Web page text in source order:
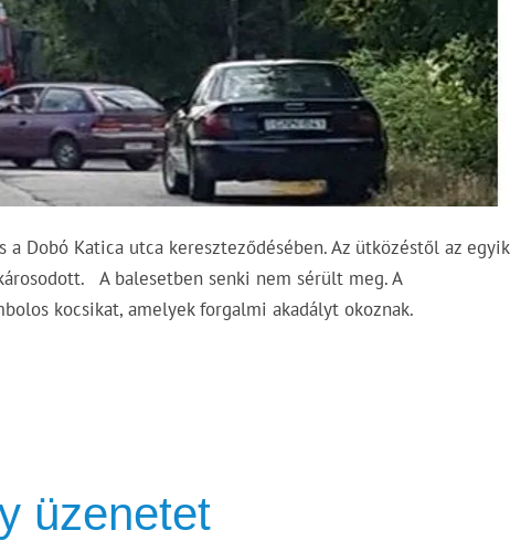
Dobó Katica utca kereszteződésében. Az ütközéstől az egyik
A balesetben senki nem sérült meg. A
kocsikat, amelyek forgalmi akadályt okoznak.
üzenetet